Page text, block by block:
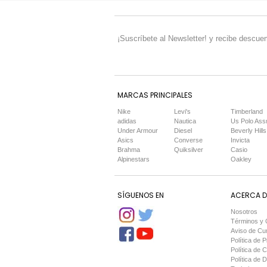
¡Suscríbete al Newsletter! y recibe
MARCAS PRINCIPALES
Nike
adidas
Under Armour
Asics
Brahma
Alpinestars
Levi's
Nautica
Diesel
Converse
Quiksilver
Timberland
Us Polo
Beverly Hills
Invicta
Casio
Oakley
SÍGUENOS EN ACERCA
Nosotros
Términos y
Aviso de
Política de
Política de
Política de